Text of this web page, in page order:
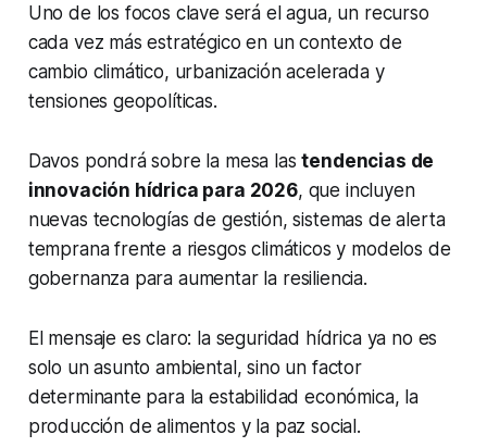
Uno de los focos clave será el agua, un recurso
cada vez más estratégico en un contexto de
cambio climático, urbanización acelerada y
tensiones geopolíticas.
Davos pondrá sobre la mesa lastendencias de
innovación hídrica para 2026, que incluyen
nuevas tecnologías de gestión, sistemas de alerta
temprana frente a riesgos climáticos y modelos de
gobernanza para aumentar la resiliencia.
El mensaje es claro: la seguridad hídrica ya no es
solo un asunto ambiental, sino un factor
determinante para la estabilidad económica, la
producción de alimentos y la paz social.